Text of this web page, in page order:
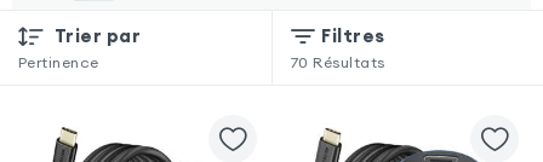
Trier par
Pertinence
Filtres
70 Résultats